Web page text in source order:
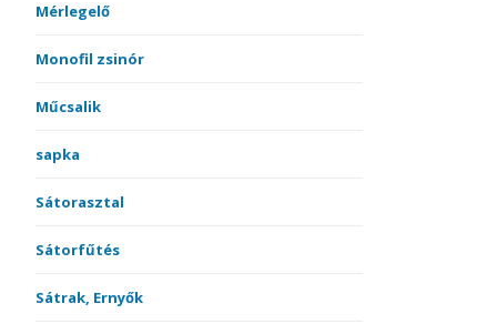
Mérlegelő
Monofil zsinór
Műcsalik
sapka
Sátorasztal
Sátorfűtés
Sátrak, Ernyők